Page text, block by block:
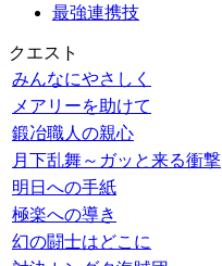
最強連携技
クエスト
みんなにやさしく
メアリーを助けて
鍛冶職人の親心
月下乱舞～ガッと来る衝撃
明日への手紙
極楽への導き
幻の闘士はどこに